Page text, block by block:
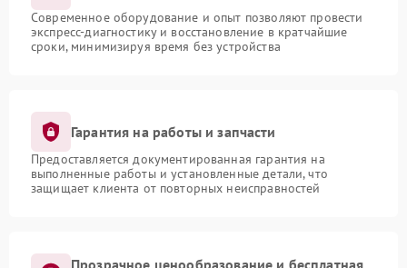
Современное оборудование и опыт позволяют провести
экспресс-диагностику и восстановление в кратчайшие
сроки, минимизируя время без устройства
Гарантия на работы и запчасти
Предоставляется документированная гарантия на
выполненные работы и установленные детали, что
защищает клиента от повторных неисправностей
Прозрачное ценообразование и бесплатная